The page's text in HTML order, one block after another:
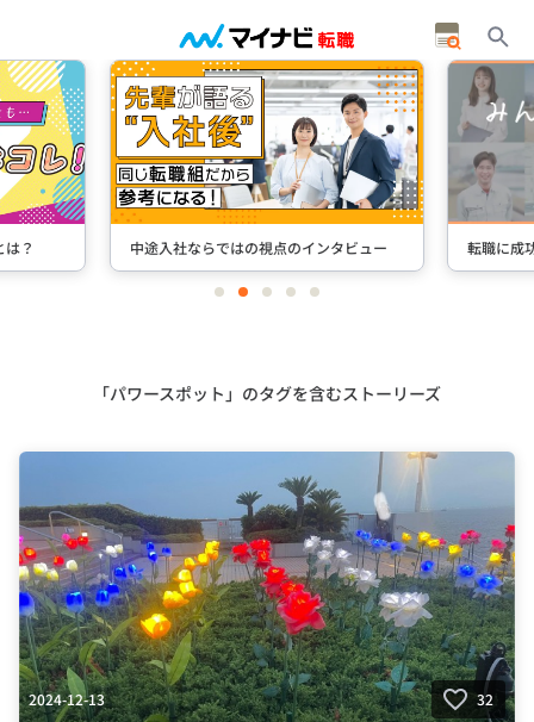
？ 中途入社ならではの視点のインタビュー 転職に成
itemitemitemitemitem
「パワースポット」のタグを含むストーリーズ
2024-12-13 32